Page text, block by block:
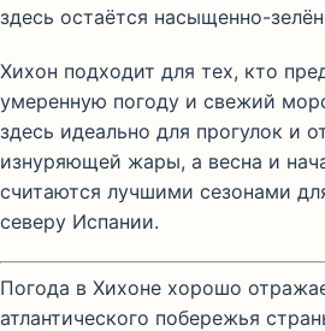
здесь остаётся насыщенно-
Хихон подходит для тех, кто
умеренную погоду и свежий
здесь идеально для прогулок и
изнуряющей жары, а весна и
считаются лучшими сезонами
северу Испании.
Погода в Хихоне хорошо
атлантического побережья